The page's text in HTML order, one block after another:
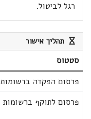
רגל לביטול.
תהליך אישור
סטטוס
פרסום הפקדה ברשומות
פרסום לתוקף ברשומות